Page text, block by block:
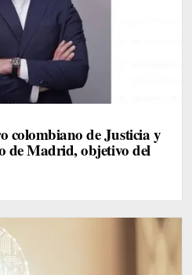
colombiano de Justicia y
de Madrid, objetivo del